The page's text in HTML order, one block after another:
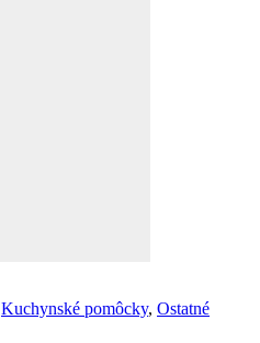
Kuchynské pomôcky, Ostatné